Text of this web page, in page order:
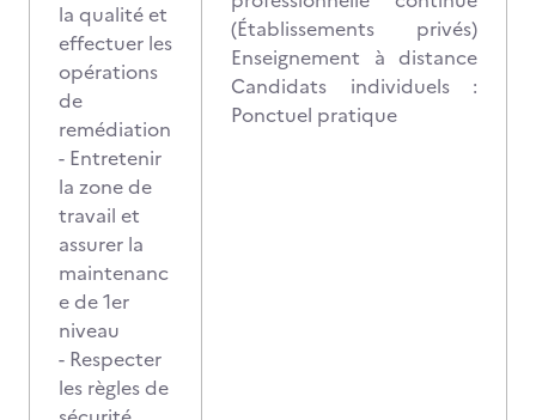
la qualité et
effectuer les
opérations
de
remédiation
- Entretenir
la zone de
travail et
assurer la
maintenanc
e de 1er
niveau
- Respecter
les règles de
(Établissements privés)
Enseignement à distance
Candidats individuels :
Ponctuel pratique